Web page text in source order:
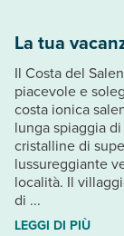
La tua
Il Costa del
piacevole e
costa ionica
lunga spiaggia
cristalline di
lussureggiante
località. Il
di ...
LEGGI DI PIÙ